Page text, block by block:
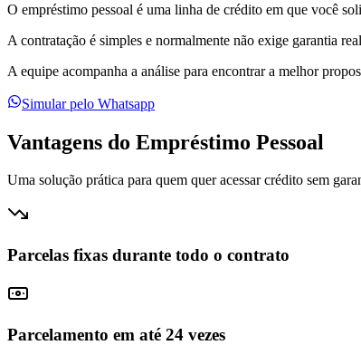
O empréstimo pessoal é uma linha de crédito em que você
A contratação é simples e normalmente não exige garantia
A equipe acompanha a análise para encontrar a melhor
Simular pelo Whatsapp
Vantagens do Empréstimo Pessoal
Uma solução prática para quem quer acessar crédito sem
Parcelas fixas durante todo o contrato
Parcelamento em até 24 vezes